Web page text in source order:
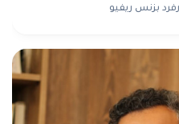
بزنس ريفيو